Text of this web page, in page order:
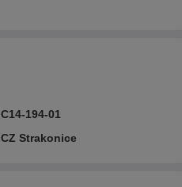
C14-194-01
CZ Strakonice